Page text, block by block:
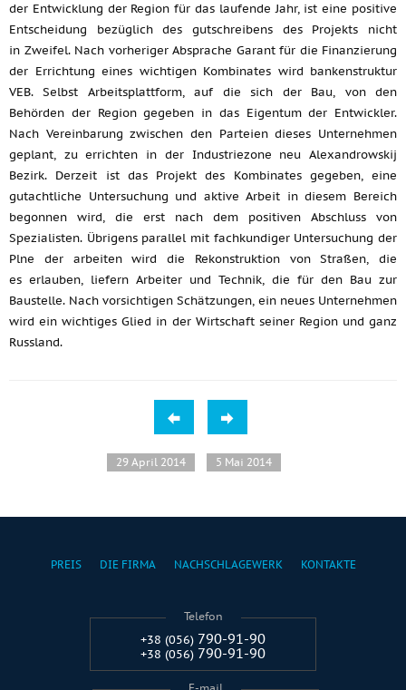
der Entwicklung der Region für das laufende Jahr, ist eine positive
Entscheidung bezüglich des gutschreibens des Projekts nicht
in Zweifel. Nach vorheriger Absprache Garant für die Finanzierung
der Errichtung eines wichtigen Kombinates wird bankenstruktur
VEB. Selbst Arbeitsplattform, auf die sich der Bau, von den
Behörden der Region gegeben in das Eigentum der Entwickler.
Nach Vereinbarung zwischen den Parteien dieses Unternehmen
geplant, zu errichten in der Industriezone neu Alexandrowskij
Bezirk. Derzeit ist das Projekt des Kombinates gegeben, eine
gutachtliche Untersuchung und aktive Arbeit in diesem Bereich
begonnen wird, die erst nach dem positiven Abschluss von
Spezialisten. Übrigens parallel mit fachkundiger Untersuchung der
Plne der arbeiten wird die Rekonstruktion von Straßen, die
es erlauben, liefern Arbeiter und Technik, die für den Bau zur
Baustelle. Nach vorsichtigen Schätzungen, ein neues Unternehmen
wird ein wichtiges Glied in der Wirtschaft seiner Region und ganz
Russland.
29 April 2014 5 Mai 2014
PREIS DIE FIRMA NACHSCHLAGEWERK KONTAKTE
Telefon
+38 (056) 790-91-90
+38 (056) 790-91-90